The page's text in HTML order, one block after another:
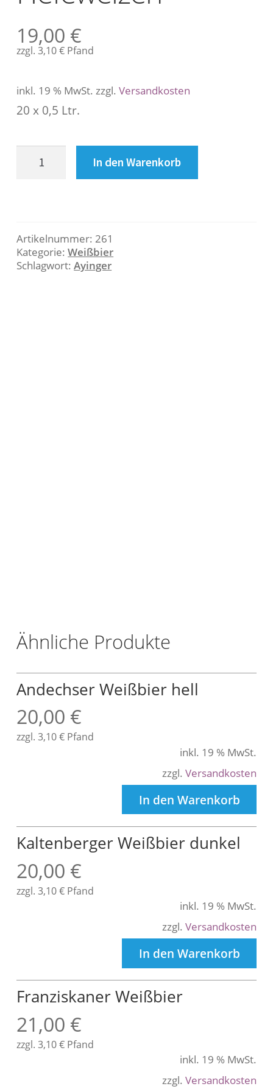
19,00 €
zzgl.3,10€ Pfand
inkl. 19 % MwSt. zzgl.Versandkosten
20 x 0,5 Ltr.
Hefeweizen
In den Warenkorb
Artikelnummer:261
Kategorie:Weißbier
Schlagwort:Ayinger
h
r
b
u
s
c
h
Ähnliche Produkte
Andechser Weißbier hell
20,00 €
zzgl.3,10€ Pfand
inkl. 19 % MwSt.
zzgl. Versandkosten
In den Warenkorb
Kaltenberger Weißbier dunkel
20,00 €
zzgl.3,10€ Pfand
inkl. 19 % MwSt.
zzgl. Versandkosten
In den Warenkorb
Franziskaner Weißbier
21,00 €
zzgl.3,10€ Pfand
inkl. 19 % MwSt.
zzgl. Versandkosten